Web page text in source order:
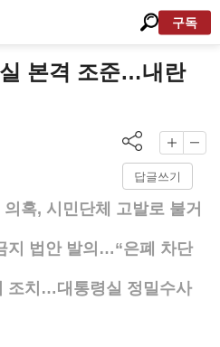
구독
본격 조준…내란
답글쓰기
혹, 시민단체 고발로 불거
지 법안 발의…“은폐 차단
조치…대통령실 정밀수사